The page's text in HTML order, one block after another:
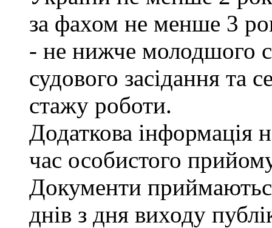
за фахом не менше 3
- не нижче молодшого
судового засідання та
стажу роботи.
Додаткова інформація
час особистого
Документи
днів з дня виходу